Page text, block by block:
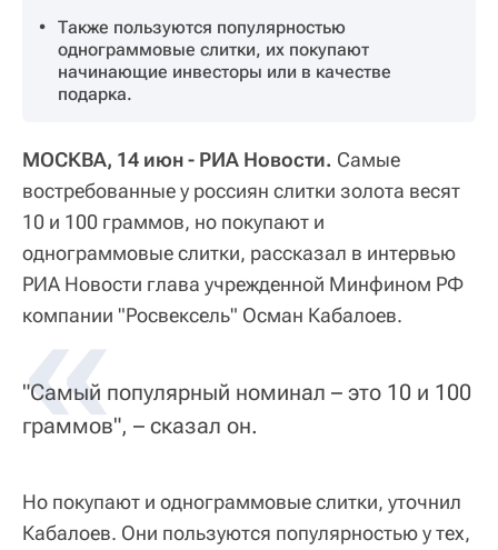
Также пользуются популярностью
однограммовые слитки, их покупают
начинающие инвесторы или в качестве
подарка.
МОСКВА, 14 июн - РИА Новости. Самые
востребованные у россиян слитки золота весят
10 и 100 граммов, но покупают и
однограммовые слитки, рассказал в интервью
РИА Новости глава учрежденной Минфином РФ
компании "Росвексель" Осман Кабалоев.
«
"Самый популярный номинал – это 10 и 100
граммов", – сказал он.
Но покупают и однограммовые слитки, уточнил
Кабалоев. Они пользуются популярностью у тех,